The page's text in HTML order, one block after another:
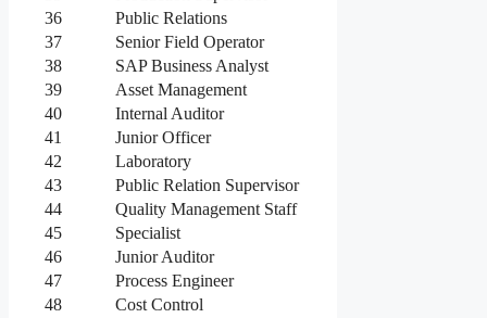
36
Public Relations
37
Senior Field Operator
38
SAP Business Analyst
39
Asset Management
40
Internal Auditor
41
Junior Officer
42
Laboratory
43
Public Relation Supervisor
44
Quality Management Staff
45
Specialist
46
Junior Auditor
47
Process Engineer
48
Cost Control